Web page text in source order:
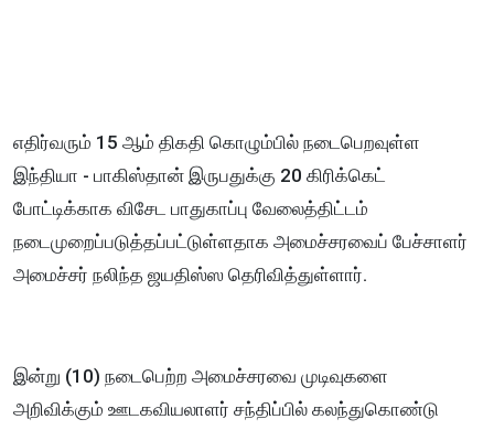
எதிர்வரும் 15 ஆம் திகதி கொழும்பில் நடைபெறவுள்ள
இந்தியா - பாகிஸ்தான் இருபதுக்கு 20 கிரிக்கெட்
போட்டிக்காக விசேட பாதுகாப்பு வேலைத்திட்டம்
நடைமுறைப்படுத்தப்பட்டுள்ளதாக அமைச்சரவைப் பேச்சாளர்
அமைச்சர் நலிந்த ஜயதிஸ்ஸ தெரிவித்துள்ளார்.
இன்று (10) நடைபெற்ற அமைச்சரவை முடிவுகளை
அறிவிக்கும் ஊடகவியலாளர் சந்திப்பில் கலந்துகொண்டு